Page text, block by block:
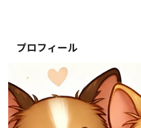
プロフィール